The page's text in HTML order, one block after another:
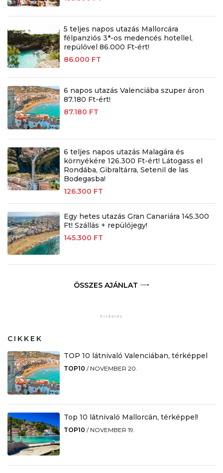
5 teljes napos utazás Mallorcára
félpanziós 3*-os medencés hotellel,
repülővel 86.000 Ft-ért!
86.000 FT
6 napos utazás Valenciába szuper áron
87.180 Ft-ért!
87.180 FT
6 teljes napos utazás Malagára és
környékére 126.300 Ft-ért! Látogass el
Rondába, Gibraltárra, Setenil de las
Bodegasba!
126.300 FT
Egy hetes utazás Gran Canariára 145.300
Ft! Szállás + repülőjegy!
145.300 FT
ÖSSZES AJÁNLAT
CIKKEK
TOP 10 látnivaló Valenciában, térképpel
TOP10 / NOVEMBER 20.
Top 10 látnivaló Mallorcán, térképpel!
TOP10 / NOVEMBER 19.